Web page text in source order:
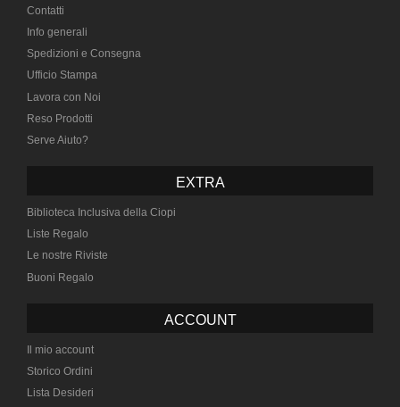
Contatti
Info generali
Spedizioni e Consegna
Ufficio Stampa
Lavora con Noi
Reso Prodotti
Serve Aiuto?
EXTRA
Biblioteca Inclusiva della Ciopi
Liste Regalo
Le nostre Riviste
Buoni Regalo
ACCOUNT
Il mio account
Storico Ordini
Lista Desideri